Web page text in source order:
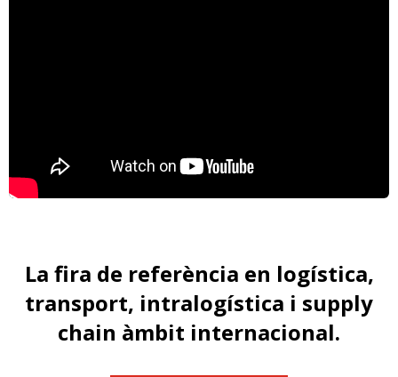
La fira de referència en logística,
transport, intralogística i supply
chain àmbit internacional.